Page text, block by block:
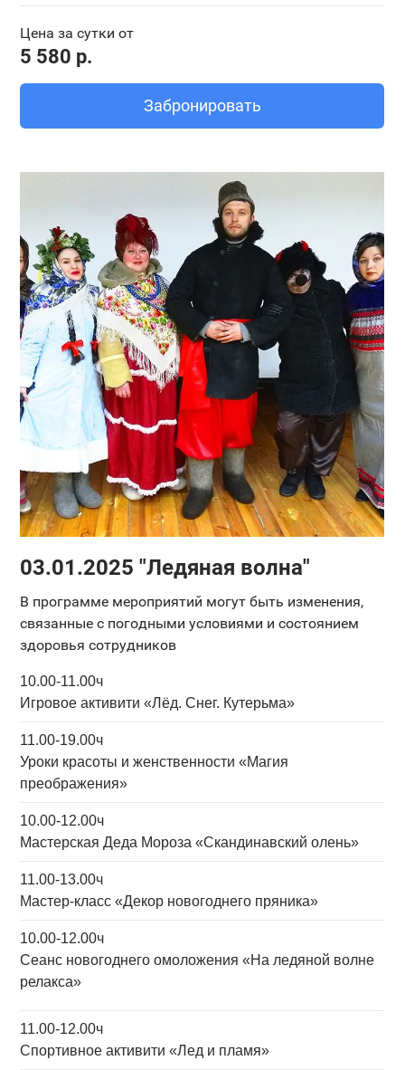
Цена за сутки от
5 580 р.
Забронировать
03.01.2025 "Ледяная волна"
В программе мероприятий могут быть изменения,
связанные с погодными условиями и состоянием
здоровья сотрудников
10.00-11.00ч
Игровое активити «Лёд. Снег. Кутерьма»
11.00-19.00ч
Уроки красоты и женственности «Магия
преображения»
10.00-12.00ч
Мастерская Деда Мороза «Скандинавский олень»
11.00-13.00ч
Мастер-класс «Декор новогоднего пряника»
10.00-12.00ч
Сеанс новогоднего омоложения«На ледяной волне
релакса»
11.00-12.00ч
Спортивное активити «Лед и пламя»